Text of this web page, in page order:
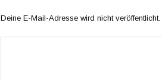
Deine E-Mail-Adresse wird nicht veröffentlicht.